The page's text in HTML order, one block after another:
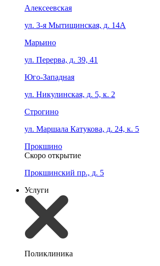
Алексеевская
ул. 3-я Мытищинская, д. 14А
Марьино
ул. Перерва, д. 39, 41
Юго-Западная
ул. Никулинская, д. 5, к. 2
Строгино
ул. Маршала Катукова, д. 24, к. 5
Прокшино
Скоро открытие
Прокшинский пр., д. 5
Услуги
Поликлиника